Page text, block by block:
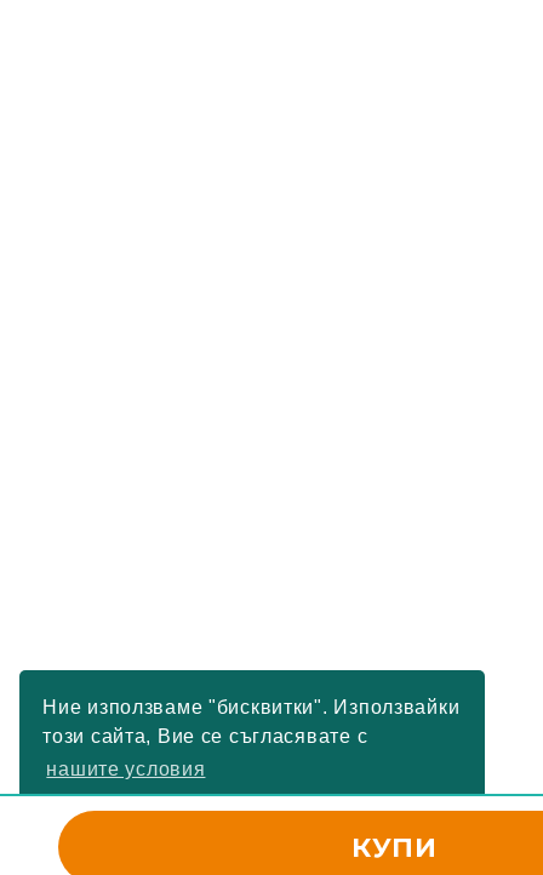
Ние използваме "бисквитки". Използвайки
този сайта, Вие се съгласявате с
нашите условия
КУПИ